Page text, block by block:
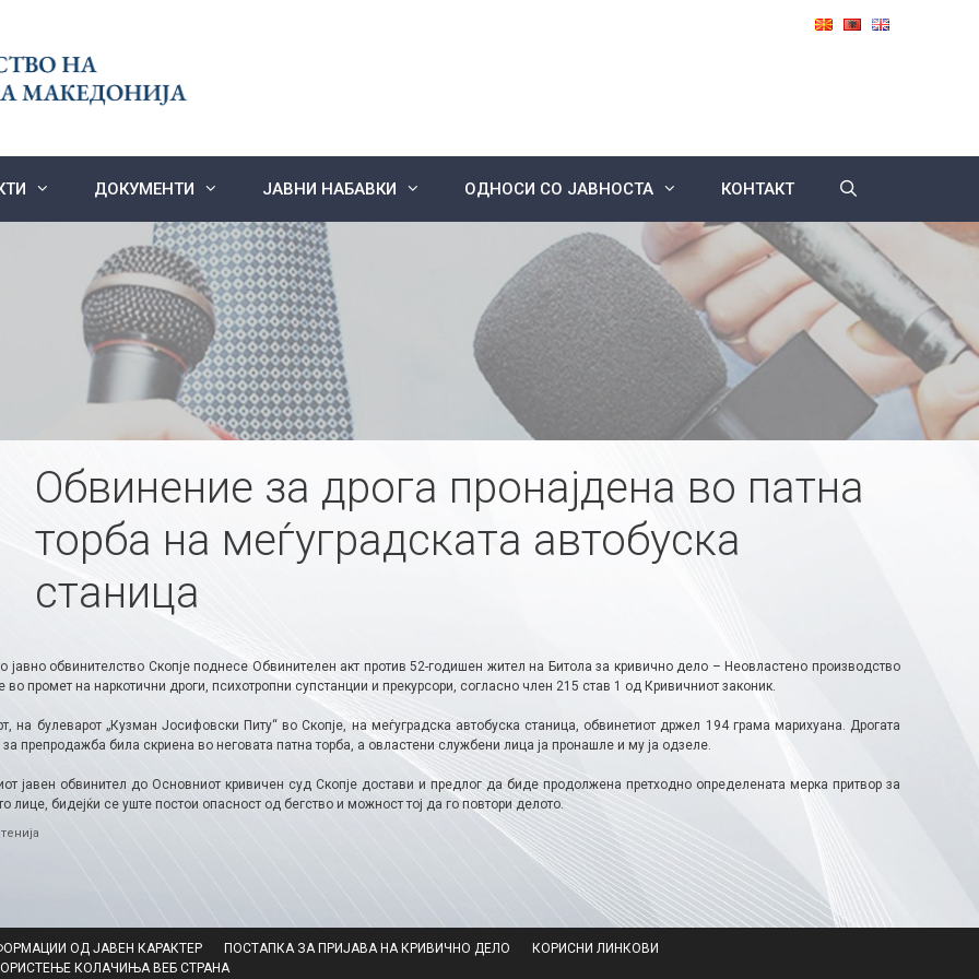
ДОКУМЕНТИ ЈАВНИ НАБАВКИ ОДНОСИ СО ЈАВНОСТА КОНТАКТ
Обвинение за дрога пронајдена во патна
торба на меѓуградската автобуска
станица
јавно обвинителство Скопје поднесе Обвинителен акт против 52-годишен жител на Битола за кривично дело – Неовластено производство
во промет на наркотични дроги, психотропни супстанции и прекурсори, согласно член 215 став 1 од Кривичниот законик.
на булеварот „Кузман Јосифовски Питу“ во Скопје, на меѓуградска автобуска станица, обвинетиот држел 194 грама марихуана. Дрогата
препродажба била скриена во неговата патна торба, а овластени службени лица ја пронашле и му ја одзеле.
јавен обвинител до Основниот кривичен суд Скопје достави и предлог да биде продолжена претходно определената мерка притвор за
лице, бидејќи се уште постои опасност од бегство и можност тој да го повтори делото.​
ОД ЈАВЕН КАРАКТЕР ПОСТАПКА ЗА ПРИЈАВА НА КРИВИЧНО ДЕЛО
КОРИСНИ ЛИНКОВИ
КОЛАЧИЊА ВЕБ СТРАНА